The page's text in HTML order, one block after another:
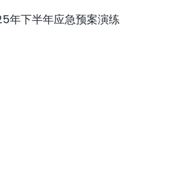
年下半年应急预案演练